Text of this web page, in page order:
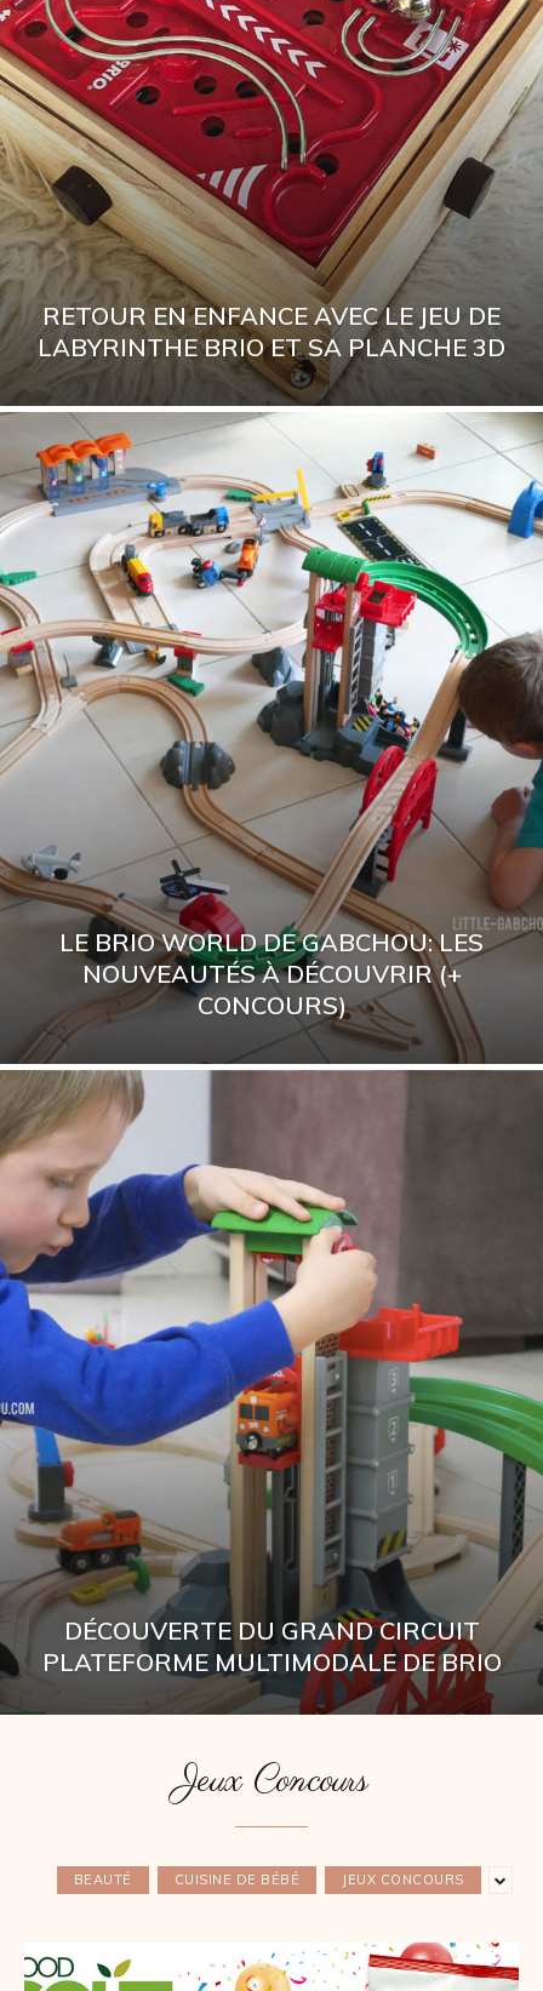
RETOUR EN ENFANCE AVEC LE JEU DE
LABYRINTHE BRIO ET SA PLANCHE 3D
LE BRIO WORLD DE GABCHOU: LES
NOUVEAUTÉS À DÉCOUVRIR (+
CONCOURS)
DÉCOUVERTE DU GRAND CIRCUIT
PLATEFORME MULTIMODALE DE BRIO
Jeux Concours
BEAUTÉ CUISINE DE BÉBÉ JEUX CONCOURS